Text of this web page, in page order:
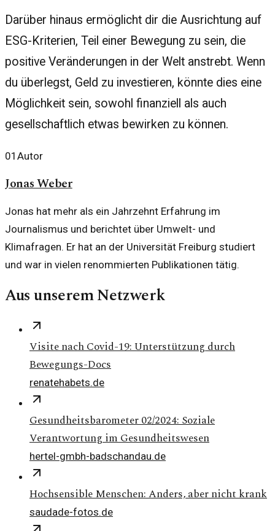
Darüber hinaus ermöglicht dir die Ausrichtung auf
ESG-Kriterien, Teil einer Bewegung zu sein, die
positive Veränderungen in der Welt anstrebt. Wenn
du überlegst, Geld zu investieren, könnte dies eine
Möglichkeit sein, sowohl finanziell als auch
gesellschaftlich etwas bewirken zu können.
01 Autor
Jonas Weber
Jonas hat mehr als ein Jahrzehnt Erfahrung im
Journalismus und berichtet über Umwelt- und
Klimafragen. Er hat an der Universität Freiburg studiert
und war in vielen renommierten Publikationen tätig.
Aus unserem Netzwerk
Visite nach Covid-19: Unterstützung durch
Bewegungs-Docs
renatehabets.de
Gesundheitsbarometer 02/2024: Soziale
Verantwortung im Gesundheitswesen
hertel-gmbh-badschandau.de
Hochsensible Menschen: Anders, aber nicht krank
saudade-fotos.de